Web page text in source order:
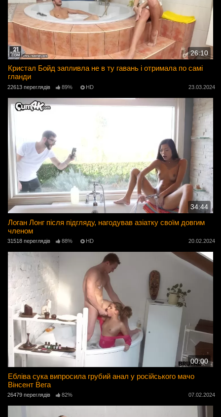
26:10
Кристал Бойд запливла не в ту гавань і отримала по самі
гланди
22613 переглядів 89% HD 23.03.2024
34:44
Логан Лонг після підгляду, нагодував азіатку своїм довгим
членом
31518 переглядів 88% HD 20.02.2024
00:00
Ебліва сука випросила грубий анал у російського мачо
Вінсент Вега
26479 переглядів 82% 07.02.2024